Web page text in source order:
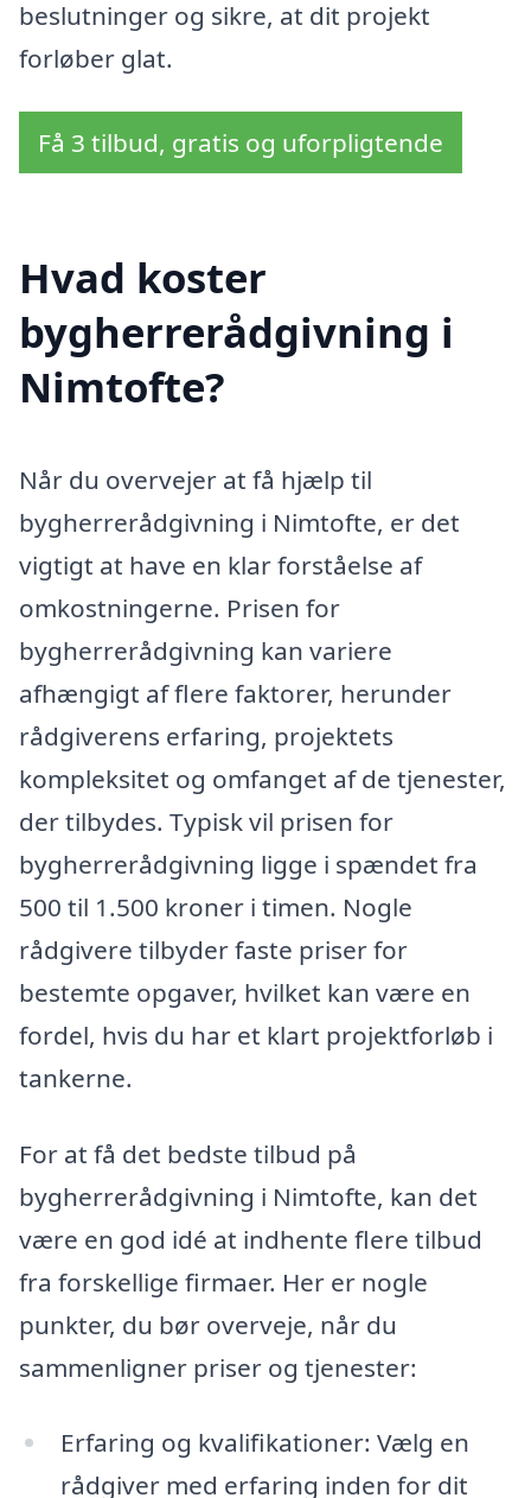
beslutninger og sikre, at dit projekt
forløber glat.
Få 3 tilbud, gratis og uforpligtende
Hvad koster
bygherrerådgivning i
Nimtofte?
Når du overvejer at få hjælp til
bygherrerådgivning i Nimtofte, er det
vigtigt at have en klar forståelse af
omkostningerne. Prisen for
bygherrerådgivning kan variere
afhængigt af flere faktorer, herunder
rådgiverens erfaring, projektets
kompleksitet og omfanget af de tjenester,
der tilbydes. Typisk vil prisen for
bygherrerådgivning ligge i spændet fra
500 til 1.500 kroner i timen. Nogle
rådgivere tilbyder faste priser for
bestemte opgaver, hvilket kan være en
fordel, hvis du har et klart projektforløb i
tankerne.
For at få det bedste tilbud på
bygherrerådgivning i Nimtofte, kan det
være en god idé at indhente flere tilbud
fra forskellige firmaer. Her er nogle
punkter, du bør overveje, når du
sammenligner priser og tjenester:
Erfaring og kvalifikationer: Vælg en
rådgiver med erfaring inden for dit